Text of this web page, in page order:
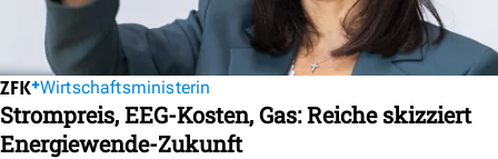
Wirtschaftsministerin
Strompreis, EEG-Kosten, Gas: Reiche skizziert
Energiewende-Zukunft